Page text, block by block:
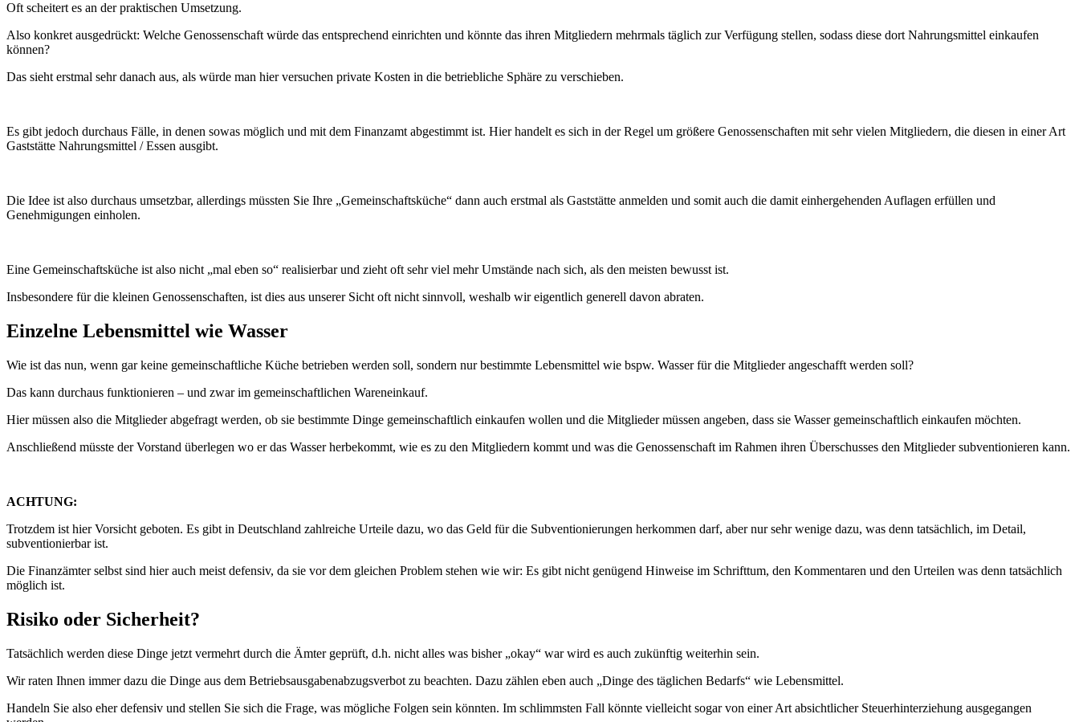
Oft scheitert es an der praktischen Umsetzung.
Also konkret ausgedrückt: Welche Genossenschaft würde das entsprechend einrichten und könnte das ihren Mitgliedern mehrmals täglich zur Verfügung stellen, sodass diese dort Nahrungsmittel einkaufen
können?
Das sieht erstmal sehr danach aus, als würde man hier versuchen private Kosten in die betriebliche Sphäre zu verschieben.
Es gibt jedoch durchaus Fälle, in denen sowas möglich und mit dem Finanzamt abgestimmt ist. Hier handelt es sich in der Regel um größere Genossenschaften mit sehr vielen Mitgliedern, die diesen in einer Art
Gaststätte Nahrungsmittel / Essen ausgibt.
Die Idee ist also durchaus umsetzbar, allerdings müssten Sie Ihre „Gemeinschaftsküche“ dann auch erstmal als Gaststätte anmelden und somit auch die damit einhergehenden Auflagen erfüllen und
Genehmigungen einholen.
Eine Gemeinschaftsküche ist also nicht „mal eben so“ realisierbar und zieht oft sehr viel mehr Umstände nach sich, als den meisten bewusst ist.
Insbesondere für die kleinen Genossenschaften, ist dies aus unserer Sicht oft nicht sinnvoll, weshalb wir eigentlich generell davon abraten.
Einzelne Lebensmittel wie Wasser
Wie ist das nun, wenn gar keine gemeinschaftliche Küche betrieben werden soll, sondern nur bestimmte Lebensmittel wie bspw. Wasser für die Mitglieder angeschafft werden soll?
Das kann durchaus funktionieren – und zwar im gemeinschaftlichen Wareneinkauf.
Hier müssen also die Mitglieder abgefragt werden, ob sie bestimmte Dinge gemeinschaftlich einkaufen wollen und die Mitglieder müssen angeben, dass sie Wasser gemeinschaftlich einkaufen möchten.
Anschließend müsste der Vorstand überlegen wo er das Wasser herbekommt, wie es zu den Mitgliedern kommt und was die Genossenschaft im Rahmen ihren Überschusses den Mitglieder subventionieren kann.
ACHTUNG:
Trotzdem ist hier Vorsicht geboten. Es gibt in Deutschland zahlreiche Urteile dazu, wo das Geld für die Subventionierungen herkommen darf, aber nur sehr wenige dazu, was denn tatsächlich, im Detail,
subventionierbar ist.
Die Finanzämter selbst sind hier auch meist defensiv, da sie vor dem gleichen Problem stehen wie wir: Es gibt nicht genügend Hinweise im Schrifttum, den Kommentaren und den Urteilen was denn tatsächlich
möglich ist.
Risiko oder Sicherheit?
Tatsächlich werden diese Dinge jetzt vermehrt durch die Ämter geprüft, d.h. nicht alles was bisher „okay“ war wird es auch zukünftig weiterhin sein.
Wir raten Ihnen immer dazu die Dinge aus dem Betriebsausgabenabzugsverbot zu beachten. Dazu zählen eben auch „Dinge des täglichen Bedarfs“ wie Lebensmittel.
Handeln Sie also eher defensiv und stellen Sie sich die Frage, was mögliche Folgen sein könnten. Im schlimmsten Fall könnte vielleicht sogar von einer Art absichtlicher Steuerhinterziehung ausgegangen